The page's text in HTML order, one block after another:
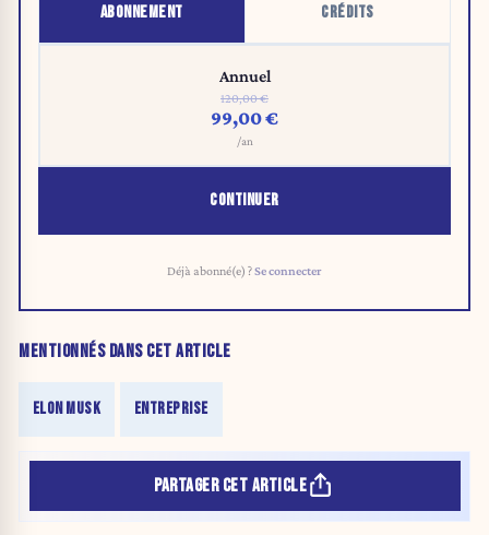
ABONNEMENT CRÉDITS
Annuel
120,00 €
99,00 €
/an
CONTINUER
Déjà abonné(e) ?Se connecter
MENTIONNÉS DANS CET ARTICLE
ELON MUSK ENTREPRISE
PARTAGER CET ARTICLE